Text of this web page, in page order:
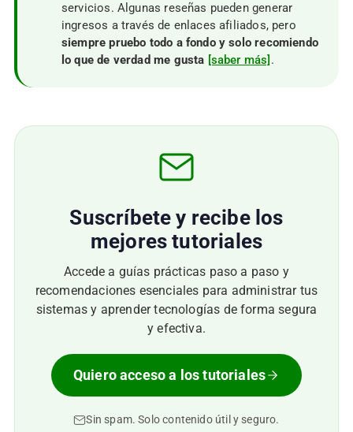
servicios. Algunas reseñas pueden generar
ingresos a través de enlaces afiliados, pero
siempre pruebo todo a fondo y solo recomiendo
lo que de verdad me gusta [saber más] .
Suscríbete y recibe los
mejores tutoriales
Accede a guías prácticas paso a paso y
recomendaciones esenciales para administrar tus
sistemas y aprender tecnologías de forma segura
y efectiva.
Quiero acceso a los tutoriales
Sin spam. Solo contenido útil y seguro.